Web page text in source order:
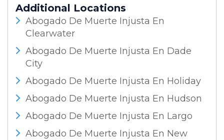
Additional Locations
Abogado De Muerte Injusta En
Clearwater
Abogado De Muerte Injusta En Dade
City
Abogado De Muerte Injusta En Holiday
Abogado De Muerte Injusta En Hudson
Abogado De Muerte Injusta En Largo
Abogado De Muerte Injusta En New